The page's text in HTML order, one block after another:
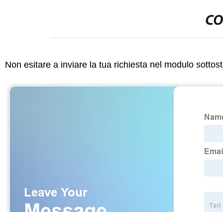
Non esitare a inviare la tua richiesta nel modulo